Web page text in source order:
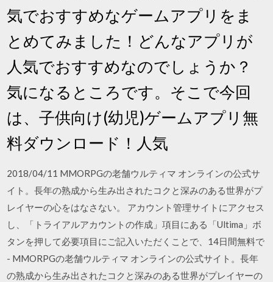
気でおすすめなゲームアプリをま
とめてみました！どんなアプリが
人気でおすすめなのでしょうか？
気になるところです。そこで今回
は、子供向け(幼児)ゲームアプリ無
料ダウンロード！人気
2018/04/11 MMORPGの老舗ウルティマ オンラインの公式サ
イト。長年の熟成から生み出されたコクと深みのある世界がプ
レイヤーの心をはなさない。 アカウント管理サイトにアクセス
し、「トライアルアカウントの作成」項目にある「Ultima」ボ
タンを押して必要項目にご記入いただくことで、14日間無料で
- MMORPGの老舗ウルティマ オンラインの公式サイト。長年
の熟成から生み出されたコクと深みのある世界がプレイヤーの